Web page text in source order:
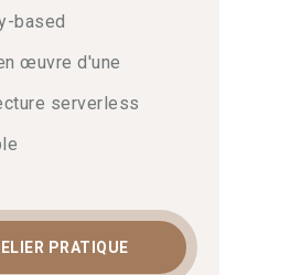
CD, observabilité et
des infrastructures via
et Terraform) et les
À l’issue de cette
AWS
based
œuvre d'une
serverless
PRATIQUE